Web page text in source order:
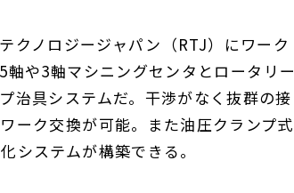
クノロジージャパン（RTJ）にワーク
5軸や3軸マシニングセンタとロータリー
治具システムだ。干渉がなく抜群の接
ーク交換が可能。また油圧クランプ式
システムが構築できる。